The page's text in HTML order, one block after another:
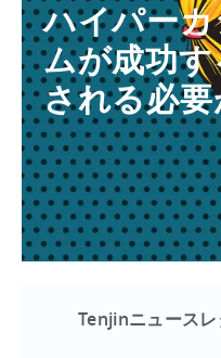
ハイパー
ムが成功
される必
Tenjinニュース